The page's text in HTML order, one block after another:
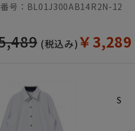
(税込み)￥3,289
号： BL01J300AB14R2N-12
S